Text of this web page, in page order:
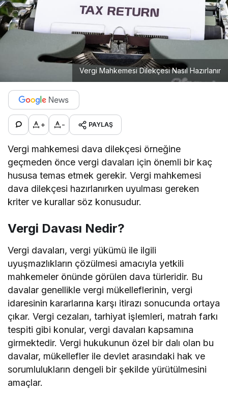
Vergi Mahkemesi Dilekçesi Nasıl Hazırlanır
+ - PAYLAŞ
Vergi mahkemesi dava dilekçesi örneğine
geçmeden önce vergi davaları için önemli bir kaç
hususa temas etmek gerekir. Vergi mahkemesi
dava dilekçesi hazırlanırken uyulması gereken
kriter ve kurallar söz konusudur.
Vergi Davası Nedir?
Vergi davaları, vergi yükümü ile ilgili
uyuşmazlıkların çözülmesi amacıyla yetkili
mahkemeler önünde görülen dava türleridir. Bu
davalar genellikle vergi mükelleflerinin, vergi
idaresinin kararlarına karşı itirazı sonucunda ortaya
çıkar. Vergi cezaları, tarhiyat işlemleri, matrah farkı
tespiti gibi konular, vergi davaları kapsamına
girmektedir. Vergi hukukunun özel bir dalı olan bu
davalar, mükellefler ile devlet arasındaki hak ve
sorumlulukların dengeli bir şekilde yürütülmesini
amaçlar.